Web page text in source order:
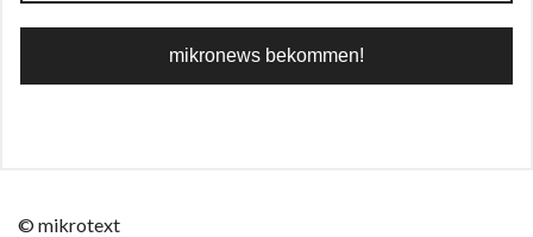
© mikrotext